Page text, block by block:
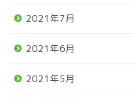
2021年7月
2021年6月
2021年5月